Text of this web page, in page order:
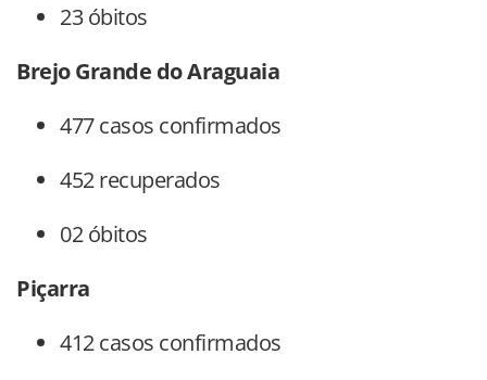
23 óbitos
Brejo Grande do Araguaia
477 casos confirmados
452 recuperados
02 óbitos
Piçarra
412 casos confirmados